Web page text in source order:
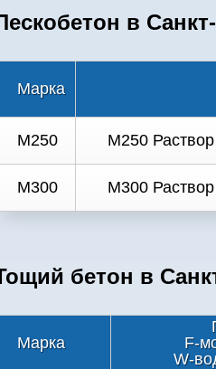
в
Марка
M250 M250
M300 M300
бетон в
Марка
F-
W-